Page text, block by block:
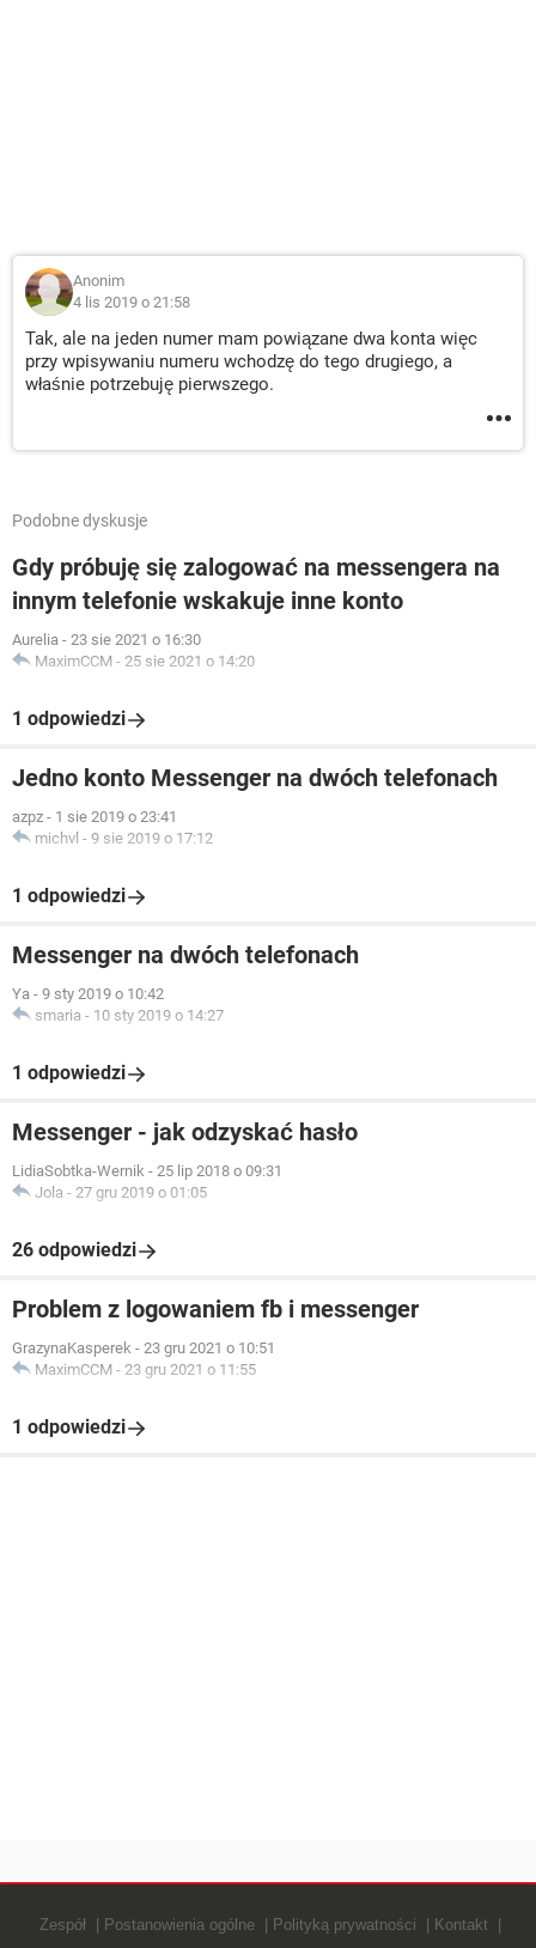
Anonim
4 lis 2019 o 21:58
Tak, ale na jeden numer mam powiązane dwa konta więc
przy wpisywaniu numeru wchodzę do tego drugiego, a
właśnie potrzebuję pierwszego.
Podobne dyskusje
Gdy próbuję się zalogować na messengera na
innym telefonie wskakuje inne konto
Aurelia - 23 sie 2021 o 16:30
MaximCCM - 25 sie 2021 o 14:20
1 odpowiedzi
Jedno konto Messenger na dwóch telefonach
azpz - 1 sie 2019 o 23:41
michvl - 9 sie 2019 o 17:12
1 odpowiedzi
Messenger na dwóch telefonach
Ya - 9 sty 2019 o 10:42
smaria - 10 sty 2019 o 14:27
1 odpowiedzi
Messenger - jak odzyskać hasło
LidiaSobtka-Wernik - 25 lip 2018 o 09:31
Jola - 27 gru 2019 o 01:05
26 odpowiedzi
Problem z logowaniem fb i messenger
GrazynaKasperek - 23 gru 2021 o 10:51
MaximCCM - 23 gru 2021 o 11:55
1 odpowiedzi
Zespół Postanowienia ogólne Polityką prywatności Kontakt